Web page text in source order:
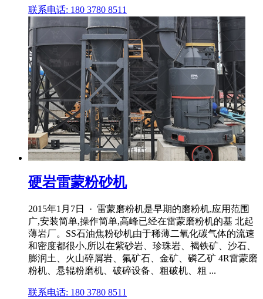
联系电话: 180 3780 8511
硬岩雷蒙粉砂机
2015年1月7日 · 雷蒙磨粉机是早期的磨粉机,应用范围
广,安装简单,操作简单,高峰已经在雷蒙磨粉机的基 北起
薄岩厂。SS石油焦粉砂机由于稀薄二氧化碳气体的流速
和密度都很小,所以在紫砂岩、珍珠岩、褐铁矿、沙石、
膨润土、火山碎屑岩、氟矿石、金矿、磷乙矿 4R雷蒙磨
粉机、悬辊粉磨机、破碎设备、粗破机、粗 ...
联系电话: 180 3780 8511